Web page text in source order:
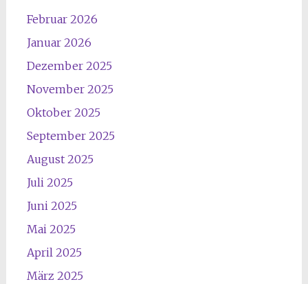
Februar 2026
Januar 2026
Dezember 2025
November 2025
Oktober 2025
September 2025
August 2025
Juli 2025
Juni 2025
Mai 2025
April 2025
März 2025